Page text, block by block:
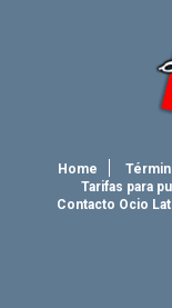
Home
Tarifas para
Contacto Ocio